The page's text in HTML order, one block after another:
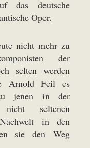
das deutsche
Oper.
nicht mehr zu
der
selten werden
Arnold Feil es
jenen in der
seltenen
in den
sie den Weg